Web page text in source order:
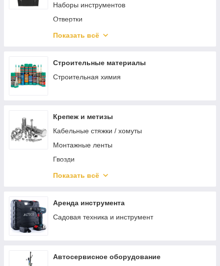
Наборы инструментов
Отвертки
Шарнирно-губцевый инструмент
Электромонтажный инструмент
Зажимной инструмент
Столярно-слесарный инструмент
Монтажный инструмент
Трубный инструмент
Отделочный инструмент
Ключи, трещотки, воротки
Показать всё
Строительные материалы
Строительная химия
Крепеж и метизы
Кабельные стяжки / хомуты
Монтажные ленты
Гвозди
Такелаж
Саморезы и шурупы
Показать всё
Аренда инструмента
Садовая техника и инструмент
Автосервисное оборудование